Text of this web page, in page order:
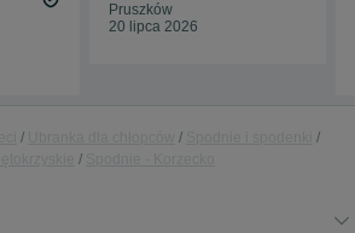
Pruszków
20 lipca 2026